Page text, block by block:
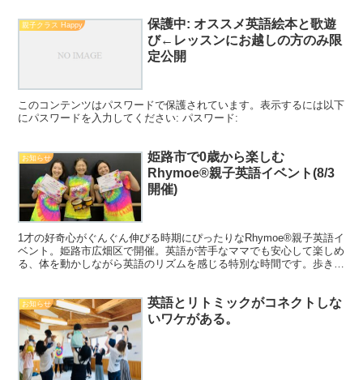
親子クラス Happy
保護中: オススメ英語絵本と歌遊
び←レッスンにお越しの方のみ限
定公開
このコンテンツはパスワードで保護されています。表示するには以下
にパスワードを入力してください: パスワード:
お知らせ
姫路市で0歳から楽しむ
Rhymoe®親子英語イベント(8/3
開催)
1才の好奇心がぐんぐん伸びる時期にぴったりなRhymoe®親子英語イ
ベント。姫路市広畑区で開催。英語が苦手なママでも安心して楽しめ
る、体を動かしながら英語のリズムを感じる特別な時間です。歩き回
お知らせ
英語とリトミックがコネクトしな
いワケがある。